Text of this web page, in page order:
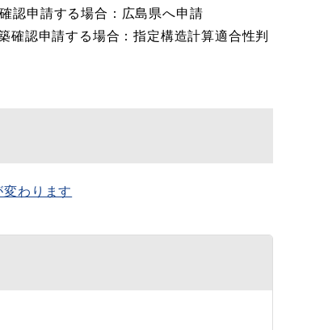
認申請する場合：広島県へ申請
確認申請する場合：指定構造計算適合性判
わります